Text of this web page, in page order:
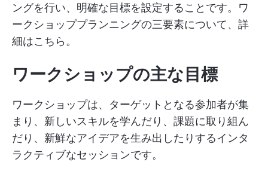
ングを行い、明確な目標を設定することです。ワ
ークショッププランニングの三要素について、詳
細はこちら。
ワークショップの主な目標
ワークショップは、ターゲットとなる参加者が集
まり、新しいスキルを学んだり、課題に取り組ん
だり、新鮮なアイデアを生み出したりするインタ
ラクティブなセッションです。